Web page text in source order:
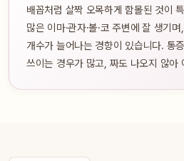
배꼽처럼 살짝 오목하게 함몰된 것이
많은 이마·관자·볼·코 주변에 잘 생기
개수가 늘어나는 경향이 있습니다. 통
쓰이는 경우가 많고, 짜도 나오지 않아